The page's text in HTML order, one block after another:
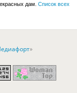
дам. Список всех
»